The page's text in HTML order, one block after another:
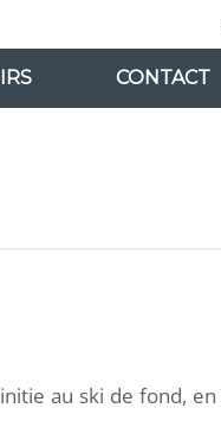
CONTACT
au ski de fond,